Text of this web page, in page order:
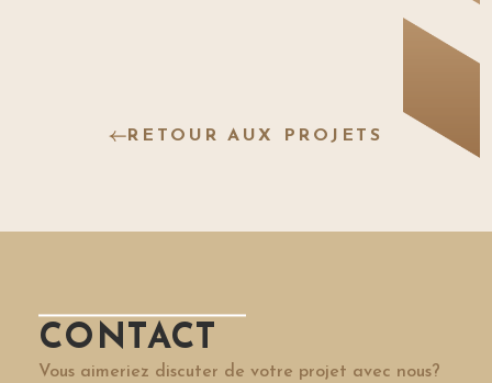
RETOUR AUX PROJETS
CONTACT
Vous aimeriez discuter de votre projet avec nous?